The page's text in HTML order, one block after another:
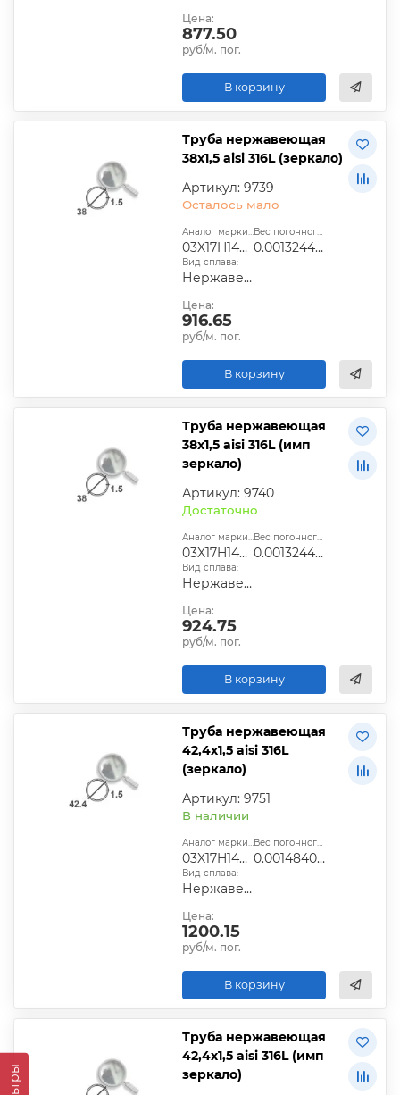
Цена:
877.50
руб/м. пог.
В корзину
Труба нержавеющая
38х1,5 aisi 316L (зеркало)
Артикул: 9739
Осталось мало
Аналог марки стали:
03X17H14М2
Вес погонного метра, т.:
0.0013244025
Вид сплава:
Нержавеющий
Цена:
916.65
руб/м. пог.
В корзину
Труба нержавеющая
38х1,5 aisi 316L (имп
зеркало)
Артикул: 9740
Достаточно
Аналог марки стали:
03X17H14М2
Вес погонного метра, т.:
0.0013244025
Вид сплава:
Нержавеющий
Цена:
924.75
руб/м. пог.
В корзину
Труба нержавеющая
42,4х1,5 aisi 316L
(зеркало)
Артикул: 9751
В наличии
Аналог марки стали:
03X17H14М2
Вес погонного метра, т.:
0.0014840565
Вид сплава:
Нержавеющий
Цена:
1200.15
руб/м. пог.
В корзину
Труба нержавеющая
42,4х1,5 aisi 316L (имп
зеркало)